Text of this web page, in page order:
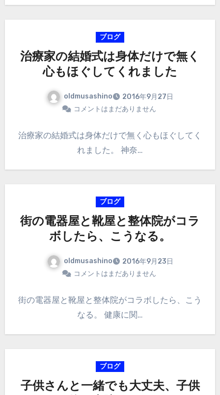
ブログ
治療家の結婚式は身体だけで無く
心もほぐしてくれました
oldmusashino
2016年9月27日
コメントはまだありません
治療家の結婚式は身体だけで無く心もほぐしてく
れました。 神奈…
ブログ
街の電器屋と靴屋と整体院がコラ
ボしたら、こうなる。
oldmusashino
2016年9月23日
コメントはまだありません
街の電器屋と靴屋と整体院がコラボしたら、こう
なる。 健康に関…
ブログ
子供さんと一緒でも大丈夫、子供